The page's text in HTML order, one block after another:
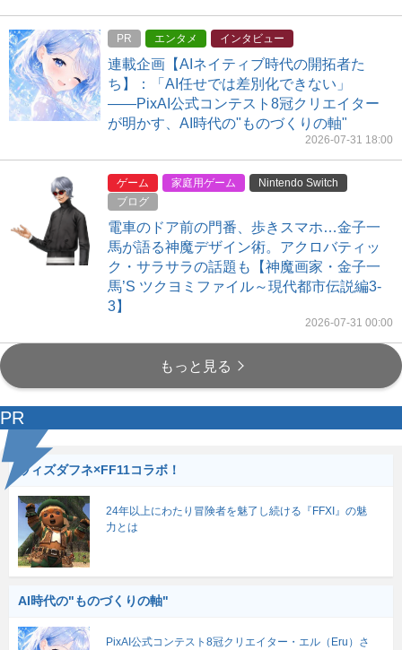
PR エンタメ インタビュー
連載企画【AIネイティブ時代の開拓者た
ち】：「AI任せでは差別化できない」
――PixAI公式コンテスト8冠クリエイター
が明かす、AI時代の"ものづくりの軸"
2026-07-31 18:00
ゲーム 家庭用ゲーム
Nintendo Switch
ブログ
電車のドア前の門番、歩きスマホ…金子一
馬が語る神魔デザイン術。アクロバティッ
ク・サラサラの話題も【神魔画家・金子一
馬’S ツクヨミファイル～現代都市伝説編3-
3】
2026-07-31 00:00
もっと見る
PR
ウィズダフネ×FF11コラボ！
24年以上にわたり冒険者を魅了し続ける『FFXI』の魅
力とは
AI時代の"ものづくりの軸"
PixAI公式コンテスト8冠クリエイター・エル（Eru）さ